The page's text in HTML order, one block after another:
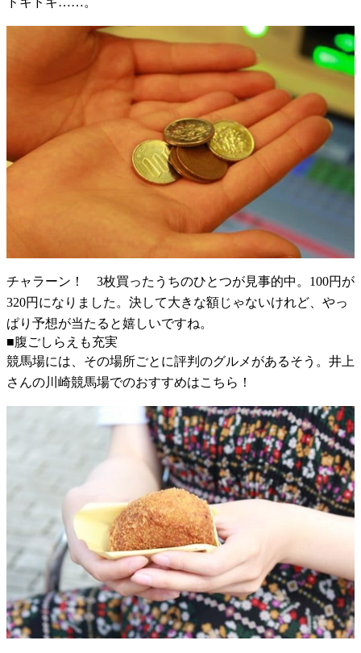
チャラーン！ 3枚買ったうちのひとつが見事的中。100円が
320円になりました。決して大きな額じゃないけれど、やっ
ぱり予想が当たると嬉しいですね。
■腹ごしらえも充実
競馬場には、その場所ごとに評判のグルメがあるそう。井上
さんの川崎競馬場でのおすすめはこちら！